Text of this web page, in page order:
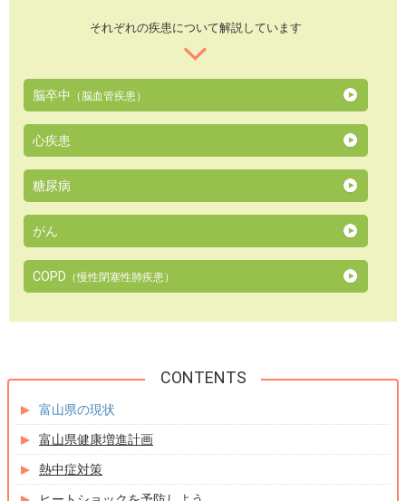
それぞれの疾患について解説しています
脳卒中 （脳血管疾患）
心疾患
糖尿病
がん
COPD （慢性閉塞性肺疾患）
富山県の現状
富山県健康増進計画
熱中症対策